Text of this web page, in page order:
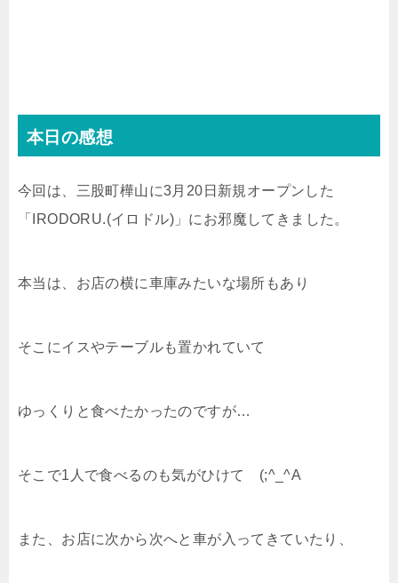
本日の感想
今回は、三股町樺山に3月20日新規オープンした
「IRODORU.(イロドル)」にお邪魔してきました。
本当は、お店の横に車庫みたいな場所もあり
そこにイスやテーブルも置かれていて
ゆっくりと食べたかったのですが…
そこで1人で食べるのも気がひけて (;^_^A
また、お店に次から次へと車が入ってきていたり、